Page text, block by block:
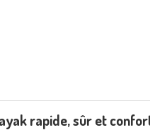
rapide, sûr et